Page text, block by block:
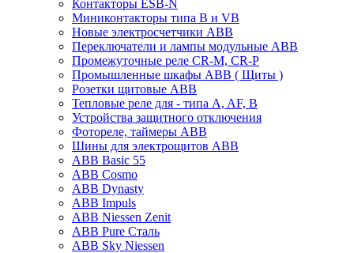
Контакторы ESB-N
Миниконтакторы типа B и VB
Новые электросчетчики ABB
Переключатели и лампы модульные ABB
Промежуточные реле CR-M, CR-P
Промышленные шкафы ABB ( Щиты )
Розетки щитовые ABB
Тепловые реле для - типа A, AF, B
Устройства защитного отключения
Фотореле, таймеры ABB
Шины для электрощитов АВВ
ABB Basic 55
ABB Cosmo
ABB Dynasty
ABB Impuls
ABB Niessen Zenit
ABB Pure Сталь
ABB Sky Niessen